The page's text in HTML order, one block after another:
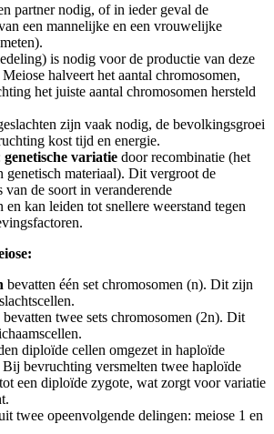
partner nodig, of in ieder geval de
een mannelijke en een vrouwelijke
is nodig voor de productie van deze
halveert het aantal chromosomen,
het juiste aantal chromosomen hersteld
zijn vaak nodig, de bevolkingsgroei
kost tijd en energie.
genetische variatie door recombinatie (het
genetisch materiaal). Dit vergroot de
van de soort in veranderende
en kan leiden tot snellere weerstand tegen
bevatten één set chromosomen (n). Dit zijn
bevatten twee sets chromosomen (2n). Dit
diploïde cellen omgezet in haploïde
Bij bevruchting versmelten twee haploïde
een diploïde zygote, wat zorgt voor variatie
twee opeenvolgende delingen: meiose 1 en